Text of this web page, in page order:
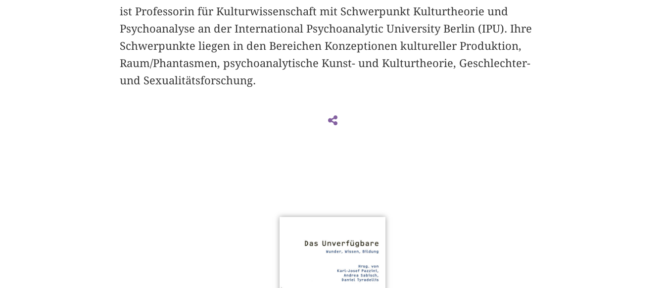
ist Professorin für Kulturwissenschaft mit Schwerpunkt Kulturtheorie und
Psychoanalyse an der International Psychoanalytic University Berlin (IPU). Ihre
Schwerpunkte liegen in den Bereichen Konzeptionen kultureller Produktion,
Raum/Phantasmen, psychoanalytische Kunst- und Kulturtheorie, Geschlechter-
und Sexualitätsforschung.